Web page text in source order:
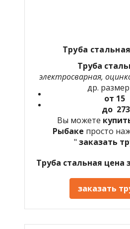
Труба
Труба
электросварная,
др.
от 15
до 273
Вы можете
Рыбаке просто
" заказать
Труба стальная цена
заказать